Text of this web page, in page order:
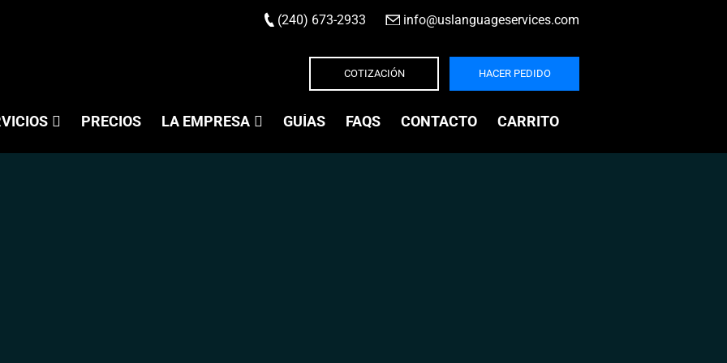
(240) 673-2933 info@uslanguageservices.com
COTIZACIÓN HACER PEDIDO
PRECIOS LA EMPRESA GUÍAS FAQS CONTACTO CARRITO